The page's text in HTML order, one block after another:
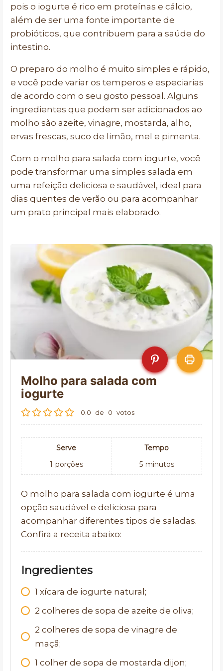
pois o iogurte é rico em proteínas e cálcio,
além de ser uma fonte importante de
probióticos, que contribuem para a saúde do
intestino.
O preparo do molho é muito simples e rápido,
e você pode variar os temperos e especiarias
de acordo com o seu gosto pessoal. Alguns
ingredientes que podem ser adicionados ao
molho são azeite, vinagre, mostarda, alho,
ervas frescas, suco de limão, mel e pimenta.
Com o molho para salada com iogurte, você
pode transformar uma simples salada em
uma refeição deliciosa e saudável, ideal para
dias quentes de verão ou para acompanhar
um prato principal mais elaborado.
Molho para salada com
iogurte
0.0 de 0 votos
Serve
1 porções
Tempo
5 minutos
O molho para salada com iogurte é uma
opção saudável e deliciosa para
acompanhar diferentes tipos de saladas.
Confira a receita abaixo:
Ingredientes
1 xícara de iogurte natural;
2 colheres de sopa de azeite de oliva;
2 colheres de sopa de vinagre de
maçã;
1 colher de sopa de mostarda dijon;